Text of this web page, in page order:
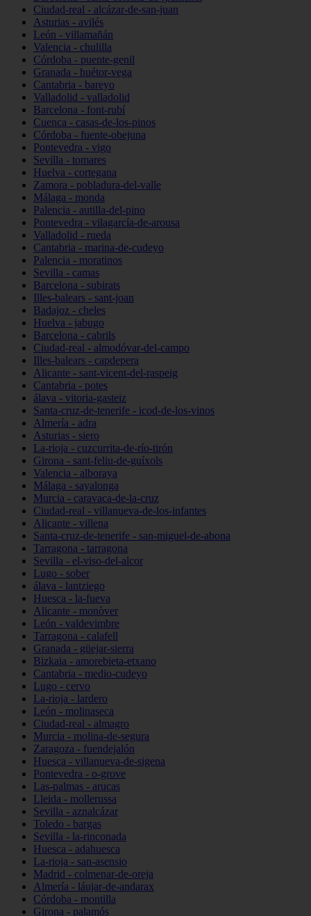
Ciudad-real - alcázar-de-san-juan
Asturias - avilés
León - villamañán
Valencia - chulilla
Córdoba - puente-genil
Granada - huétor-vega
Cantabria - bareyo
Valladolid - valladolid
Barcelona - font-rubí
Cuenca - casas-de-los-pinos
Córdoba - fuente-obejuna
Pontevedra - vigo
Sevilla - tomares
Huelva - cortegana
Zamora - pobladura-del-valle
Málaga - monda
Palencia - autilla-del-pino
Pontevedra - vilagarcía-de-arousa
Valladolid - rueda
Cantabria - marina-de-cudeyo
Palencia - moratinos
Sevilla - camas
Barcelona - subirats
Illes-balears - sant-joan
Badajoz - cheles
Huelva - jabugo
Barcelona - cabrils
Ciudad-real - almodóvar-del-campo
Illes-balears - capdepera
Alicante - sant-vicent-del-raspeig
Cantabria - potes
álava - vitoria-gasteiz
Santa-cruz-de-tenerife - icod-de-los-vinos
Almería - adra
Asturias - siero
La-rioja - cuzcurrita-de-río-tirón
Girona - sant-feliu-de-guíxols
Valencia - alboraya
Málaga - sayalonga
Murcia - caravaca-de-la-cruz
Ciudad-real - villanueva-de-los-infantes
Alicante - villena
Santa-cruz-de-tenerife - san-miguel-de-abona
Tarragona - tarragona
Sevilla - el-viso-del-alcor
Lugo - sober
álava - lantziego
Huesca - la-fueva
Alicante - monòver
León - valdevimbre
Tarragona - calafell
Granada - güejar-sierra
Bizkaia - amorebieta-etxano
Cantabria - medio-cudeyo
Lugo - cervo
La-rioja - lardero
León - molinaseca
Ciudad-real - almagro
Murcia - molina-de-segura
Zaragoza - fuendejalón
Huesca - villanueva-de-sigena
Pontevedra - o-grove
Las-palmas - arucas
Lleida - mollerussa
Sevilla - aznalcázar
Toledo - bargas
Sevilla - la-rinconada
Huesca - adahuesca
La-rioja - san-asensio
Madrid - colmenar-de-oreja
Almería - láujar-de-andarax
Córdoba - montilla
Girona - palamós